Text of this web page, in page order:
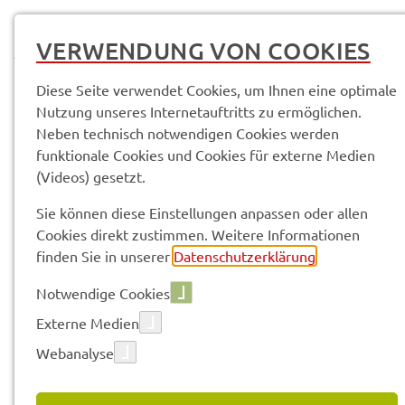
ÜBER­SICHT / SITEMAP
Aktu­el­les
Pres­se­mit­tei­lun­gen
Pres­se­mit­tei­lun­gen Archiv
VERWENDUNG VON COOKIES
Diese Seite verwendet Cookies, um Ihnen eine optimale
Nutzung unseres Internetauftritts zu ermöglichen.
Neben technisch notwendigen Cookies werden
funktionale Cookies und Cookies für externe Medien
(Videos) gesetzt.
Sie können diese Einstellungen anpassen oder allen
Cookies direkt zustimmen. Weitere Informationen
finden Sie in unserer Datenschutzerklärung
Notwendige Cookies
Externe Medien
Webanalyse